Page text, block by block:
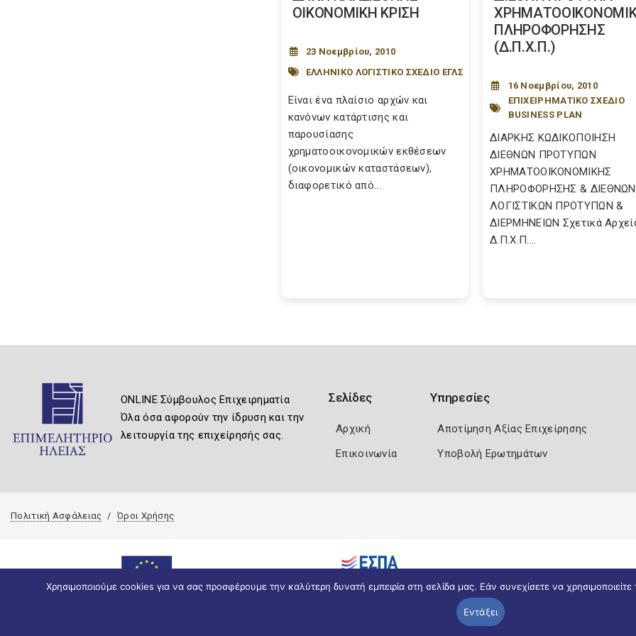
ΟΙΚΟΝΟΜΙΚΗ ΚΡΙΣΗ
23 Νοεμβρίου, 2010
ΕΛΛΗΝΙΚΟ ΛΟΓΙΣΤΙΚΟ ΣΧΕΔΙΟ ΕΓΛΣ
Είναι ένα πλαίσιο αρχών και
κανόνων κατάρτισης και
παρουσίασης
χρηματοοικονομικών εκθέσεων
(οικονομικών καταστάσεων),
διαφορετικό από...
ΠΛΗΡΟΦΟΡΗΣΗΣ
(Δ.Π.Χ.Π.)
16 Νοεμβρίου, 2010
ΕΠΙΧΕΙΡΗΜΑΤΙΚΟ ΣΧΕΔΙΟ
BUSINESS PLAN
ΔΙΑΡΚΗΣ ΚΩΔΙΚΟΠΟΙΗΣΗ
ΔΙΕΘΝΩΝ ΠΡΟΤΥΠΩΝ
ΧΡΗΜΑΤΟΟΙΚΟΝΟΜΙΚΗΣ
ΠΛΗΡΟΦΟΡΗΣΗΣ & ΔΙΕΘΝΩΝ
ΛΟΓΙΣΤΙΚΩΝ ΠΡΟΤΥΠΩΝ &
ΔΙΕΡΜΗΝΕΙΩΝ Σχετικά
Δ.Π.Χ.Π....
ONLINE Σύμβουλος Επιχειρηματία
Όλα όσα αφορούν την ίδρυση και την
λειτουργία της επιχείρησής σας.
Σελίδες
Αρχική
Επικοινωνία
Υπηρεσίες
Αποτίμηση Αξίας Επιχείρησης
Υποβολή Ερωτημάτων
Πολιτική Ασφάλειας Όροι Χρήσης
Χρησιμοποιούμε cookies για να σας προσφέρουμε την καλύτερη δυνατή εμπειρία στη σελίδα μας. Εάν συνεχίσετε να
Εντάξει